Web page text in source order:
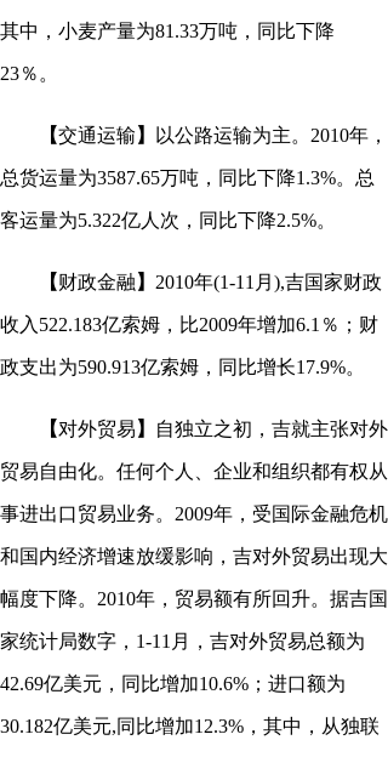
其中，小麦产量为81.33万吨，同比下降
23％。
【交通运输 】 以公路运输为主。2010年，
总货运量为3587.65万吨，同比下降1.3%。总
客运量为5.322亿人次，同比下降2.5%。
【财政金融 】 2010年(1-11月),吉国家财政
收入522.183亿索姆，比2009年增加6.1％；财
政支出为590.913亿索姆，同比增长17.9%。
【对外贸易 】 自独立之初，吉就主张对外
贸易自由化。任何个人、企业和组织都有权从
事进出口贸易业务。2009年，受国际金融危机
和国内经济增速放缓影响，吉对外贸易出现大
幅度下降。2010年，贸易额有所回升。据吉国
家统计局数字，1-11月，吉对外贸易总额为
42.69亿美元，同比增加10.6%；进口额为
30.182亿美元,同比增加12.3%，其中，从独联